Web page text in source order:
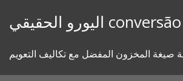
اليورو الحقيقي conversão
صيغة المخزون المفضل مع تكاليف التعويم